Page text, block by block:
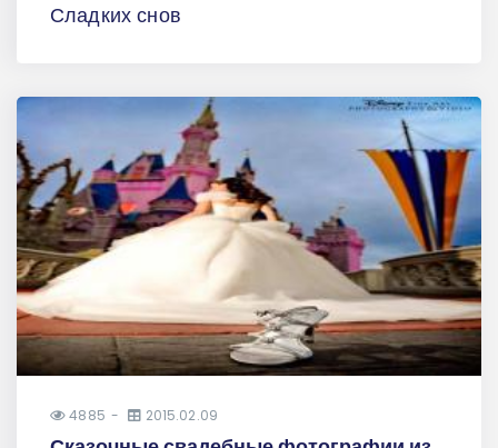
Сладких снов
4885 2015.02.09